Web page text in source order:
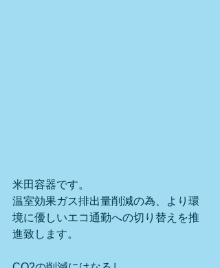
米田容器です。
温室効果ガス排出量削減の為、より環
境に優しいエコ通勤への切り替えを推
進致します。